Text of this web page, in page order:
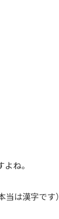
ね。
当は漢字です）